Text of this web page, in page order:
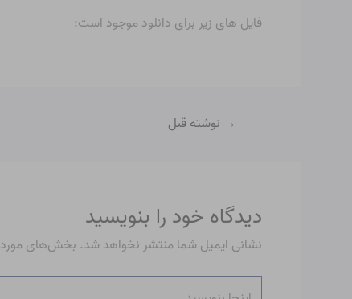
فایل های زیر برای دانلود موجود است:
→ نوشته قبل
دیدگاه‌ خود را بنویسید
نشانی ایمیل شما منتشر نخواهد شد. بخش‌های